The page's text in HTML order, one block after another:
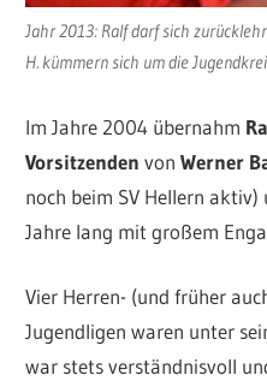
Jahr 2013: Ralf darf sich
H. kümmern sich um die
Im Jahre 2004 übernahm
Vorsitzenden vonWerner
noch beim SV Hellern
Jahre lang mit großem
Vier Herren- (und früher
Jugendligen waren unter
war stets verständnisvoll